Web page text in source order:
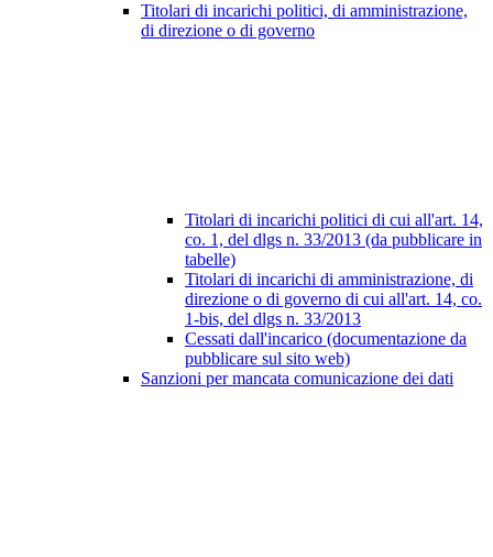
Titolari di incarichi politici, di amministrazione,
di direzione o di governo
Titolari di incarichi politici di cui all'art. 14,
co. 1, del dlgs n. 33/2013 (da pubblicare in
tabelle)
Titolari di incarichi di amministrazione, di
direzione o di governo di cui all'art. 14, co.
1-bis, del dlgs n. 33/2013
Cessati dall'incarico (documentazione da
pubblicare sul sito web)
Sanzioni per mancata comunicazione dei dati